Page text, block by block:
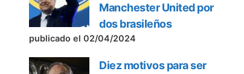
Manchester United por
dos brasileños
publicado el 02/04/2024
Diez motivos para ser